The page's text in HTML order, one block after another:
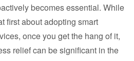
becomes essential. While
first about adopting smart
once you get the hang of it,
relief can be significant in the